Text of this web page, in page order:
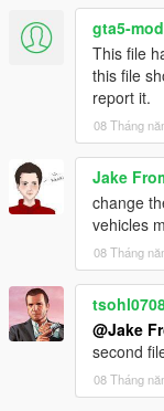
gta5-
This file
this file
report it.
08 Tháng
Jake
change
vehicles
08 Tháng
@Jake
second
08 Tháng